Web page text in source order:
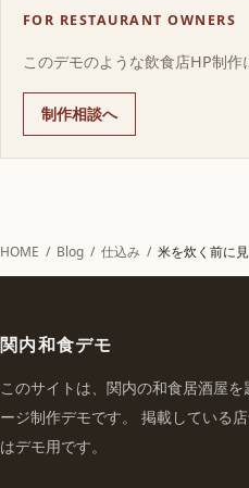
FOR RESTAURANT OWNERS
このデモのような飲食店HP制作
制作相談へ
HOME / Blog / 仕込み / 米を炊く前に
関内和食デモ
このサイトは、関内の和食居酒屋
ージ制作デモです。 掲載している
はデモ用です。